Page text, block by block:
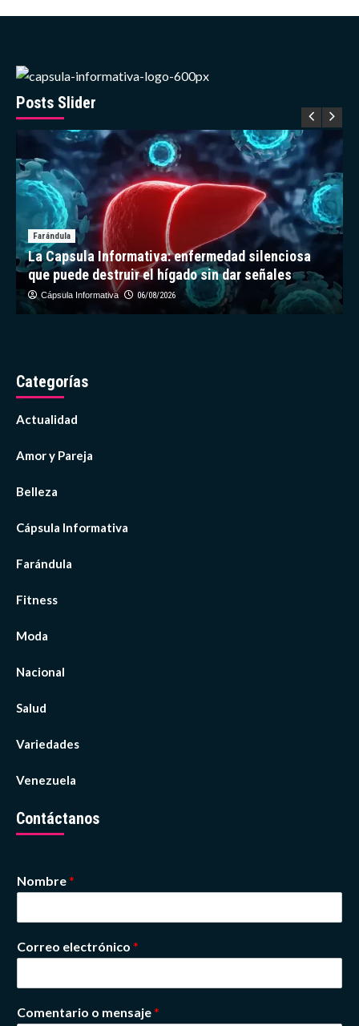
la
Edad
Hielo
un
sapo
extinto
Posts Slider
Farándula
La Capsula Informativa: enfermedad silenciosa
que puede destruir el hígado sin dar señales
Cápsula Informativa 06/08/2026
Categorías
Actualidad
Amor y Pareja
Belleza
Cápsula Informativa
Farándula
Fitness
Moda
Nacional
Salud
Variedades
Venezuela
Contáctanos
Nombre*
Correo electrónico *
Comentario o mensaje*